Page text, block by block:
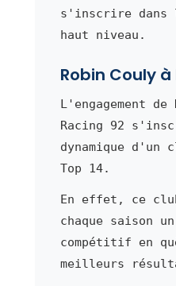
s'inscrire dans
haut niveau.
Robin Couly à
L'engagement de
Racing 92
dynamique d'un
Top 14.
En effet, ce
chaque saison
compétitif en
meilleurs